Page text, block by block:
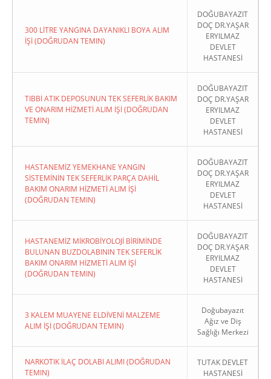
300 LİTRE YANGINA DAYANIKLI BOYA ALIM
İŞİ (DOĞRUDAN TEMIN)
DOĞUBAYAZIT
DOÇ DR.YAŞAR
ERYILMAZ
DEVLET
HASTANESİ
TIBBİ ATIK DEPOSUNUN TEK SEFERLİK BAKIM
VE ONARIM HİZMETİ ALIM İŞİ (DOĞRUDAN
TEMIN)
DOĞUBAYAZIT
DOÇ DR.YAŞAR
ERYILMAZ
DEVLET
HASTANESİ
HASTANEMİZ YEMEKHANE YANGIN
SİSTEMİNİN TEK SEFERLİK PARÇA DAHİL
BAKIM ONARIM HİZMETİ ALIM İŞİ
(DOĞRUDAN TEMIN)
DOĞUBAYAZIT
DOÇ DR.YAŞAR
ERYILMAZ
DEVLET
HASTANESİ
HASTANEMİZ MİKROBİYOLOJİ BİRİMİNDE
BULUNAN BUZDOLABININ TEK SEFERLİK
BAKIM ONARIM HİZMETİ ALIM İŞİ
(DOĞRUDAN TEMIN)
DOĞUBAYAZIT
DOÇ DR.YAŞAR
ERYILMAZ
DEVLET
HASTANESİ
3 KALEM MUAYENE ELDİVENİ MALZEME
ALIM İŞİ (DOĞRUDAN TEMIN)
Doğubayazıt
Ağız ve Diş
Sağlığı Merkezi
NARKOTIK İLAÇ DOLABI ALIMI (DOĞRUDAN
TEMIN)
TUTAK DEVLET
HASTANESİ